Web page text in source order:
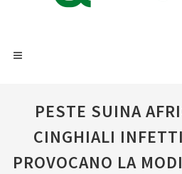
PESTE SUINA
CINGHIALI
PROVOCANO LA